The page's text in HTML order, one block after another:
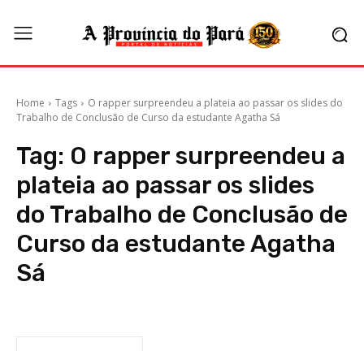
Home Tags
O rapper surpreendeu a plateia ao passar os slides do
Trabalho de Conclusão de Curso da estudante Agatha Sá
Tag: O rapper surpreendeu a
plateia ao passar os slides
do Trabalho de Conclusão de
Curso da estudante Agatha
Sá